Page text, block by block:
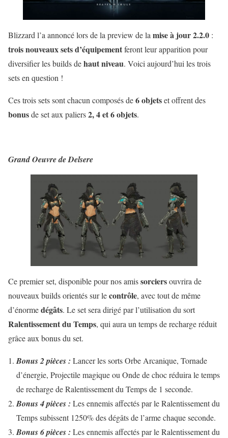
Blizzard l’a annoncé lors de la preview de la mise à jour 2.2.0 :
trois nouveaux sets d’équipementferont leur apparition pour
diversifier les builds dehaut niveau. Voici aujourd’hui les trois
sets en question !
Ces trois sets sont chacun composés de6 objetset offrent des
bonusde set aux paliers2, 4 et 6 objets.
Grand Oeuvre de Delsere
Ce premier set, disponible pour nos amissorciersouvrira de
nouveaux builds orientés sur lecontrôle, avec tout de même
d’énormedégâts. Le set sera dirigé par l’utilisation du sort
Ralentissement du Temps, qui aura un temps de recharge réduit
grâce aux bonus du set.
Bonus 2 pièces : Lancer les sorts Orbe Arcanique, Tornade
d’énergie, Projectile magique ou Onde de choc réduira le temps
de recharge de Ralentissement du Temps de 1 seconde.
Bonus 4 pièces : Les ennemis affectés par le Ralentissement du
Temps subissent 1250% des dégâts de l’arme chaque seconde.
Bonus 6 pièces : Les ennemis affectés par le Ralentissement du